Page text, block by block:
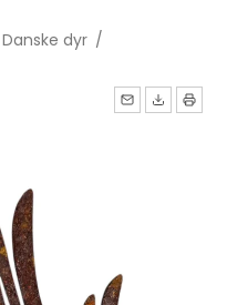
Danske dyr /